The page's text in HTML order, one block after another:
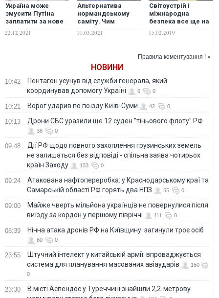
Україна може
змусити Путіна
заплатити за нове
тисячами життів
22.12.2021
Альтернатива
нормандському
саміту. Чим
тет Зеленського і
11.03.2021
Світоустрій і
міжнародна
безпека все ще на
15.02.2019
Правила коментування ! »
НОВИНИ
10:42
Пентагон усунув від служби генерала, який
координував допомогу Україні
6 0
10:21 Ворог ударив по поїзду Київ-Суми 42 0
10:13 Дрони СБС уразили ще 12 суден "тіньового флоту" РФ
38 0
09:48
Дії РФ щодо повного захоплення грузинських земель
не залишаться без відповіді - спільна заява чотирьох
країн Заходу
133 0
09:24
Атакована нафтопереробка: у Краснодарському краї та
Самарській області РФ горять два НПЗ
55 0
09:00
Майже чверть мільйона українців не повернулися після
виїзду за кордон у першому півріччі
111 0
08:39 Нічна атака дронів РФ на Київщину: загинули троє осіб
80 0
23:55
Штучний інтелект у китайській армії: впроваджується
система для планування масованих авіаударів
150
0
23:30
В місті Аспендос у Туреччині знайшли 2,2-метрову